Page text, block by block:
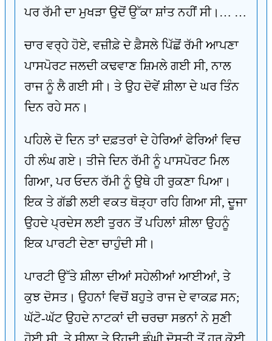
ਪਰ ਰੱਮੀ ਦਾ ਮੁਖੜਾ ਉਦੋਂ ਉੱਕਾ ਸ਼ਾਂਤ ਨਹੀਂ ਸੀ।… …
ਚਾਰ ਵਰ੍ਹੇ ਹੋਏ, ਵਜ਼ੀਫ਼ੇ ਦੇ ਫ਼ੈਸਲੇ ਪਿੱਛੋਂ ਰੱਮੀ ਆਪਣਾ
ਪਾਸਪੋਰਟ ਜਲਦੀ ਕਢਵਾਣ ਸ਼ਿਮਲੇ ਗਈ ਸੀ, ਨਾਲ
ਰਾਜ ਨੂੰ ਲੈ ਗਈ ਸੀ। ਤੇ ਉਹ ਦੋਵੇਂ ਸ਼ੀਲਾ ਦੇ ਘਰ ਤਿੰਨ
ਦਿਨ ਰਹੇ ਸਨ।
ਪਹਿਲੇ ਦੋ ਦਿਨ ਤਾਂ ਦਫ਼ਤਰਾਂ ਦੇ ਹੇਰਿਆਂ ਫੇਰਿਆਂ ਵਿਚ
ਹੀ ਲੰਘ ਗਏ। ਤੀਜੇ ਦਿਨ ਰੱਮੀ ਨੂੰ ਪਾਸਪੋਰਟ ਮਿਲ
ਗਿਆ, ਪਰ ਓਦਨ ਰੱਮੀ ਨੂੰ ਉਥੇ ਹੀ ਰੁਕਣਾ ਪਿਆ।
ਇਕ ਤੇ ਗੱਡੀ ਲਈ ਵਕਤ ਥੋੜ੍ਹਾ ਰਹਿ ਗਿਆ ਸੀ, ਦੂਜਾ
ਉਹਦੇ ਪ੍ਰਦੇਸ ਲਈ ਤੁਰਨ ਤੋਂ ਪਹਿਲਾਂ ਸ਼ੀਲਾ ਉਹਨੂੰ
ਇਕ ਪਾਰਟੀ ਦੇਣਾ ਚਾਹੁੰਦੀ ਸੀ।
ਪਾਰਟੀ ਉੱਤੇ ਸ਼ੀਲਾ ਦੀਆਂ ਸਹੇਲੀਆਂ ਆਈਆਂ, ਤੇ
ਕੁਝ ਦੋਸਤ। ਉਹਨਾਂ ਵਿਚੋਂ ਬਹੁਤੇ ਰਾਜ ਦੇ ਵਾਕਫ਼ ਸਨ;
ਘੱਟੋ-ਘੱਟ ਉਹਦੇ ਨਾਟਕਾਂ ਦੀ ਚਰਚਾ ਸਭਨਾਂ ਨੇ ਸੁਣੀ